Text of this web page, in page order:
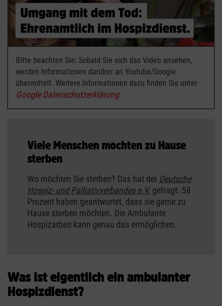
Bitte beachten Sie: Sobald Sie sich das Video ansehen,
werden Informationen darüber an Youtube/Google
übermittelt. Weitere Informationen dazu finden Sie unter
Google Datenschutzerklärung.
Viele Menschen möchten zu Hause
sterben
Wo möchten Sie sterben? Das hat der Deutsche
Hospiz- und Palliativverbandes e.V. gefragt. 58
Prozent haben geantwortet, dass sie gerne zu
Hause sterben möchten. Die Ambulante
Hospizarbeit kann genau das ermöglichen.
Was ist eigentlich ein ambulanter
Hospizdienst?